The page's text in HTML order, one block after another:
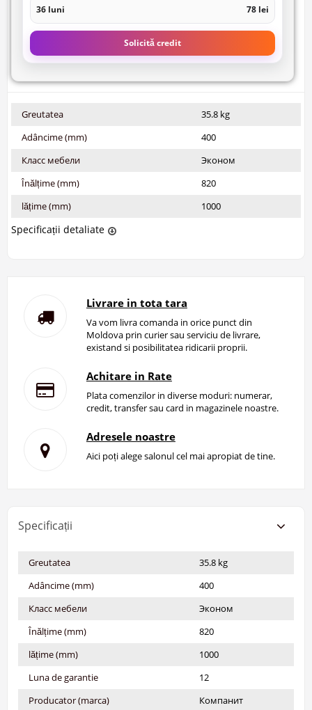
36 luni 78 lei
Solicită credit
Greutatea
35.8 kg
Adâncime (mm)
400
Класс мебели
Эконом
Înălțime (mm)
820
lățime (mm)
1000
Specificații detaliate
Livrare in tota tara
Va vom livra comanda in orice punct din
Moldova prin curier sau serviciu de livrare,
existand si posibilitatea ridicarii proprii.
Achitare in Rate
Plata comenzilor in diverse moduri: numerar,
credit, transfer sau card in magazinele noastre.
Adresele noastre
Aici poți alege salonul cel mai apropiat de tine.
Specificații
Greutatea
35.8 kg
Adâncime (mm)
400
Класс мебели
Эконом
Înălțime (mm)
820
lățime (mm)
1000
Luna de garantie
12
Producator (marca)
Компанит